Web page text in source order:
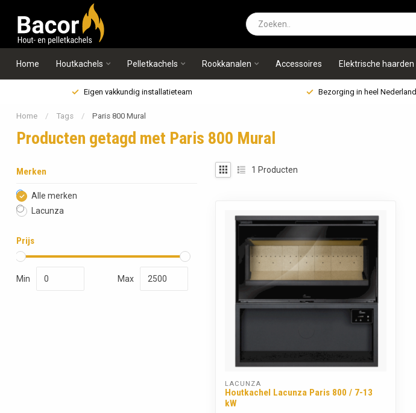
Home Houtkachels Pelletkachels Rookkanalen Accessoires Elektrische haarden
Eigen vakkundig installatieteam Bezorging in heel Nederland
Home / Tags / Paris 800 Mural
Producten getagd met Paris 800 Mural
Merken
Alle merken
Lacunza
Prijs
Min Max
1 Producten
LACUNZA
Houtkachel Lacunza Paris 800 / 7-13
kW